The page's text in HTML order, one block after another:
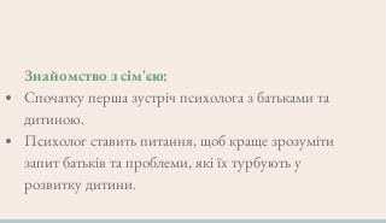
Знайомство з сім'єю:
Спочатку перша зустріч психолога з батьками та
дитиною.
Психолог ставить питання, щоб краще зрозуміти
запит батьків та проблеми, які їх турбують у
розвитку дитини.